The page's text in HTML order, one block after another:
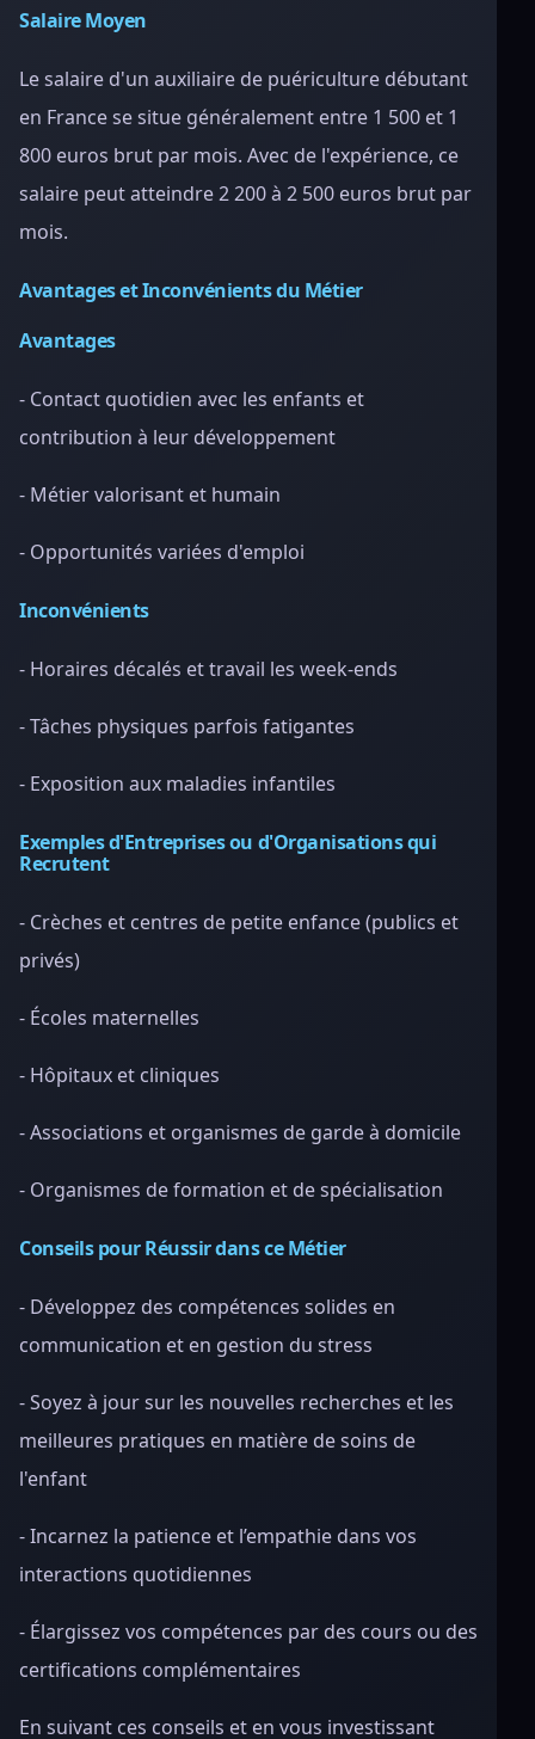
Salaire Moyen
Le salaire d'un auxiliaire de puériculture débutant
en France se situe généralement entre 1 500 et 1
800 euros brut par mois. Avec de l'expérience, ce
salaire peut atteindre 2 200 à 2 500 euros brut par
mois.
Avantages et Inconvénients du Métier
Avantages
- Contact quotidien avec les enfants et
contribution à leur développement
- Métier valorisant et humain
- Opportunités variées d'emploi
Inconvénients
- Horaires décalés et travail les week-ends
- Tâches physiques parfois fatigantes
- Exposition aux maladies infantiles
Exemples d'Entreprises ou d'Organisations qui
Recrutent
- Crèches et centres de petite enfance (publics et
privés)
- Écoles maternelles
- Hôpitaux et cliniques
- Associations et organismes de garde à domicile
- Organismes de formation et de spécialisation
Conseils pour Réussir dans ce Métier
- Développez des compétences solides en
communication et en gestion du stress
- Soyez à jour sur les nouvelles recherches et les
meilleures pratiques en matière de soins de
l'enfant
- Incarnez la patience et l’empathie dans vos
interactions quotidiennes
- Élargissez vos compétences par des cours ou des
certifications complémentaires
En suivant ces conseils et en vous investissant